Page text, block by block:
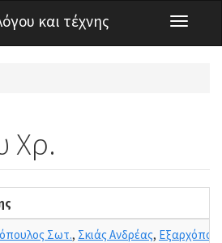
και τέχνης
Toggle
Χρ.
Σωτ., Σκιάς Ανδρέας,